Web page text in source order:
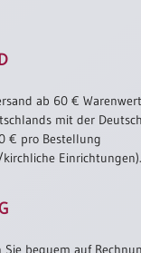
ab 60 €
mit der
€ pro Bestellung
Einrichtungen).
Sie bequem auf